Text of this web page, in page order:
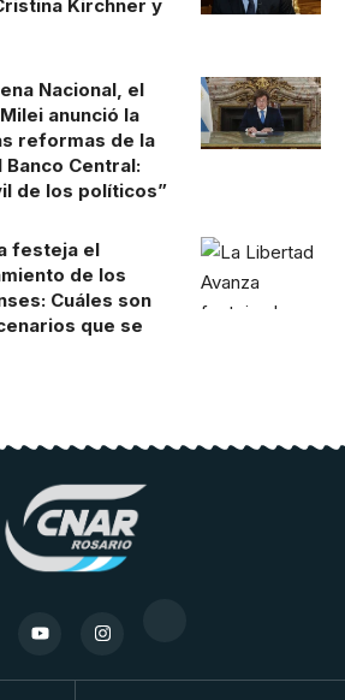
Kirchner y
Nacional, el
anunció la
reformas de la
Banco Central:
de los políticos”
festeja el
de los
Cuáles son
que se